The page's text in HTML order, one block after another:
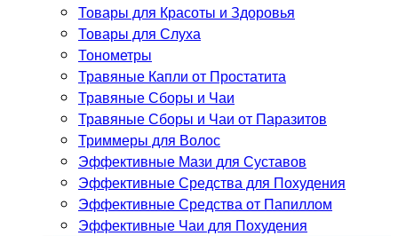
Товары для Красоты и Здоровья
Товары для Слуха
Тонометры
Травяные Капли от Простатита
Травяные Сборы и Чаи
Травяные Сборы и Чаи от Паразитов
Триммеры для Волос
Эффективные Мази для Суставов
Эффективные Средства для Похудения
Эффективные Средства от Папиллом
Эффективные Чаи для Похудения